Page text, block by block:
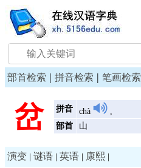
部首检索 | 拼音检索 | 笔画检索
岔 拼音 chà ,
部首
山
演变 谜语 英语 康熙